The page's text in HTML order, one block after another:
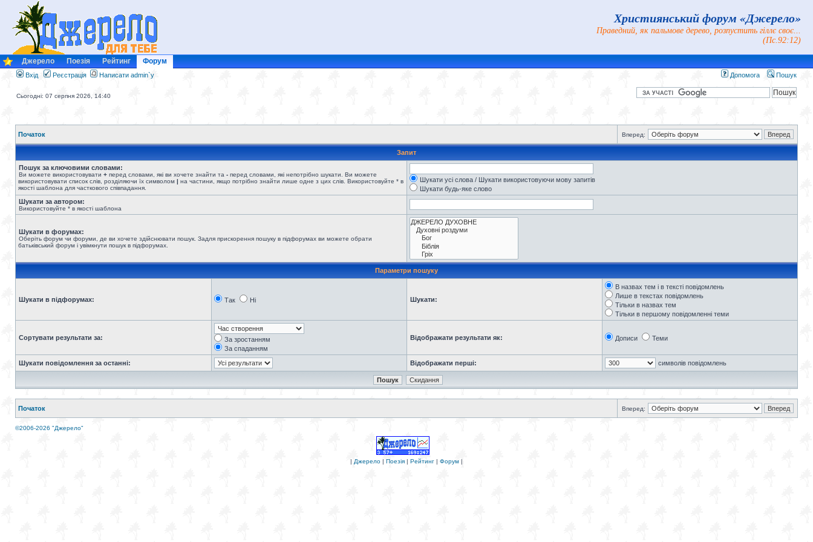
Християнський форум «Джерело»
Праведний, як пальмове дерево, розпустить гіллє своє...
(Пс.92:12)
Джерело Поезія Рейтинг Форум
Вхід Реєстрація Написати admin`у Допомога Пошук
Сьогодні: 07 серпня 2026, 14:40
Початок Вперед:
Запит
Пошук за ключовими словами:
Ви можете використовувати + перед словами, які ви хочете знайти та - перед словами, які непотрібно шукати. Ви можете
використовувати список слів, розділяючи їх символом | на частини, якщо потрібно знайти лише одне з цих слів. Використовуйте * в
якості шаблона для часткового співпадання.
Шукати усі слова / Шукати використовуючи мову запитів
Шукати будь-яке слово
Шукати за автором:
Використовуйте * в якості шаблона
Шукати в форумах:
Оберіть форум чи форуми, де ви хочете здійснювати пошук. Задля прискорення пошуку в підфорумах ви можете обрати
батьківський форум і увімкнути пошук в підфорумах.
Параметри пошуку
Шукати в підфорумах: Так Ні Шукати:
В назвах тем і в тексті повідомлень
Лише в текстах повідомлень
Тільки в назвах тем
Тільки в першому повідомленні теми
Сортувати результати за:
За зростанням
За спаданням
Відображати результати як: Дописи Теми
Шукати повідомлення за останні: Відображати перші: символів повідомлень
Початок Вперед:
©2006-2026 "Джерело"
| Джерело | Поезія | Рейтинг | Форум |